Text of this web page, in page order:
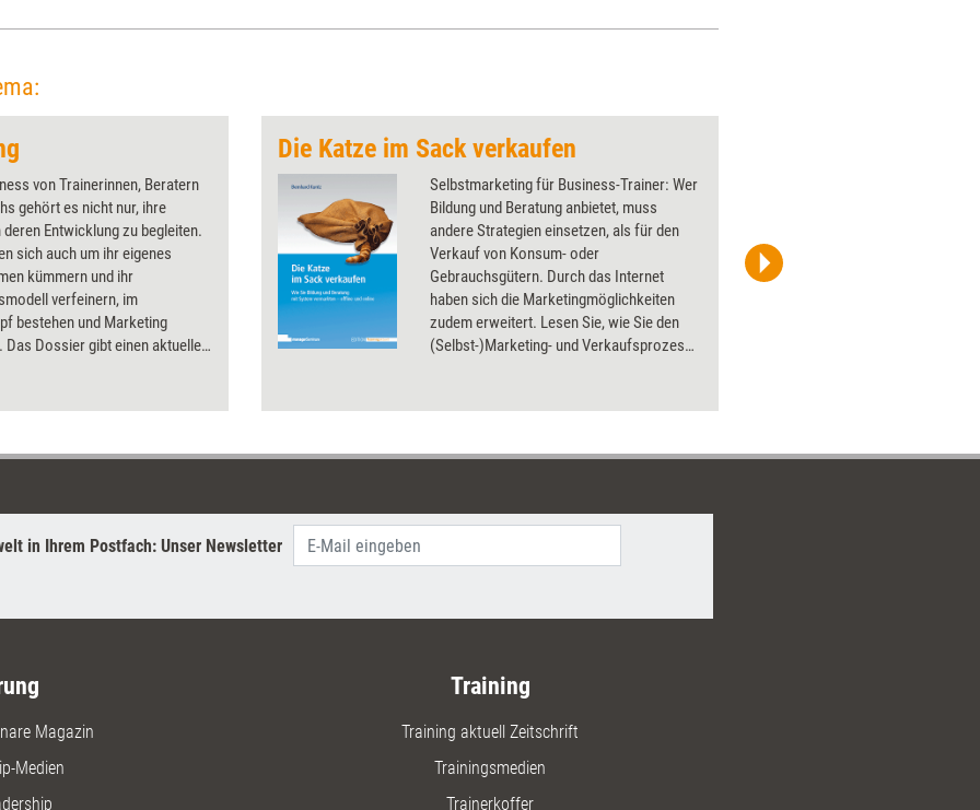
Berater im ersten Teil seiner
von Trainerinnen, Beratern
gehört es nicht nur, ihre
deren Entwicklung zu begleiten.
sich auch um ihr eigenes
kümmern und ihr
verfeinern, im
bestehen und Marketing
Das Dossier gibt einen aktuellen
Die Katze im Sack verkaufen
Selbstmarketing für Business-Trainer: Wer
Bildung und Beratung anbietet, muss
andere Strategien einsetzen, als für den
Verkauf von Konsum- oder
Gebrauchsgütern. Durch das Internet
haben sich die Marketingmöglichkeiten
zudem erweitert. Lesen Sie, wie Sie den
(Selbst-)Marketing- und Verkaufsprozess
Sie sich mit System Ihren Markt
in Ihrem Postfach: Unser Newsletter
Magazin
Medien
Training
Training aktuell Zeitschrift
Trainingsmedien
Trainerkoffer